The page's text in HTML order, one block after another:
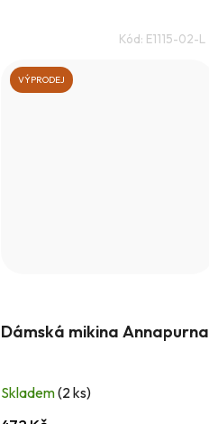
Kód: E1115-02-L
VÝPRODEJ
Dámská mikina Annapurna
Skladem(2 ks)